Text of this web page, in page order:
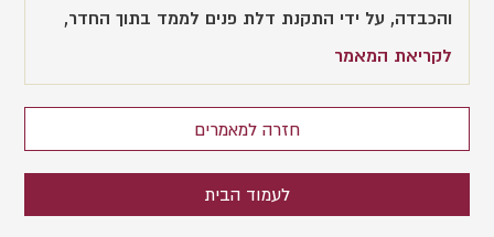
והכבדה, על ידי התקנת דלת פנים לממד בתוך החדר,
לקריאת המאמר
חזרה למאמרים
לעמוד הבית